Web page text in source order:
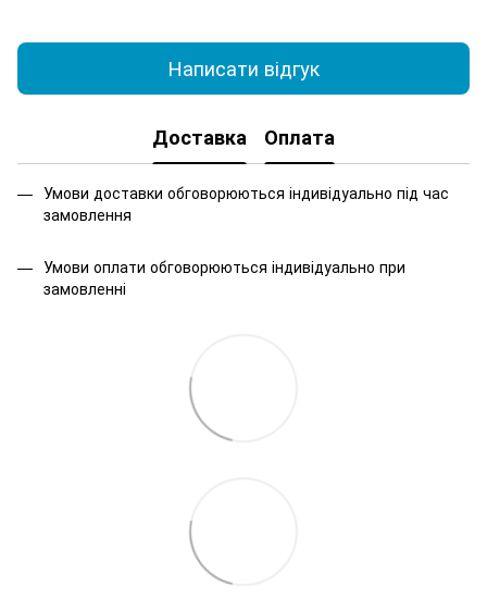
Написати відгук
Доставка Оплата
Умови доставки обговорюються індивідуально під час
замовлення
Умови оплати обговорюються індивідуально при
замовленні